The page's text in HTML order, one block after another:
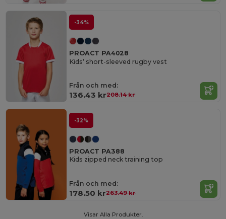
-34%
PROACT PA4028
Kids’ short-sleeved rugby vest
Från och med:
136.43 kr208.14 kr
-32%
PROACT PA388
Kids zipped neck training top
Från och med:
178.50 kr263.49 kr
Visar Alla Produkter.